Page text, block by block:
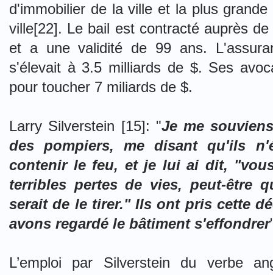
d'immobilier de la ville et la plus
ville[22]. Le bail est contracté auprès
et a une validité de 99 ans.
s'élevait à 3.5 milliards de $. Ses
pour toucher 7 miliards de $.
Larry Silverstein [15]: "Je me
des pompiers, me disant qu'ils
contenir le feu, et je lui ai dit,
terribles pertes de vies, peut-être
serait de le tirer." Ils ont pris cette
avons regardé le bâtiment s'effondrer
L’emploi par Silverstein du verbe